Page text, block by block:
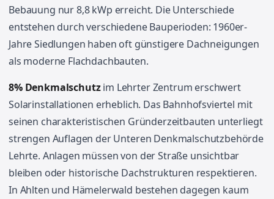
Bebauung nur 8,8 kWp erreicht. Die Unterschiede
entstehen durch verschiedene Bauperioden: 1960er-
Jahre Siedlungen haben oft günstigere Dachneigungen
als moderne Flachdachbauten.
8% Denkmalschutzim Lehrter Zentrum erschwert
Solarinstallationen erheblich. Das Bahnhofsviertel mit
seinen charakteristischen Gründerzeitbauten unterliegt
strengen Auflagen der Unteren Denkmalschutzbehörde
Lehrte. Anlagen müssen von der Straße unsichtbar
bleiben oder historische Dachstrukturen respektieren.
In Ahlten und Hämelerwald bestehen dagegen kaum